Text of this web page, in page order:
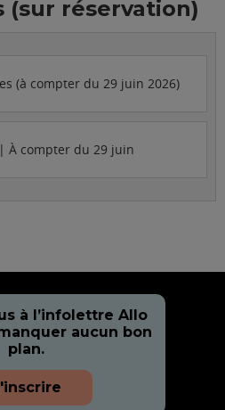
(sur réservation)
(à compter du 29 juin 2026)
À compter du 29 juin
à l’infolettre Allo
aucun bon
plan.